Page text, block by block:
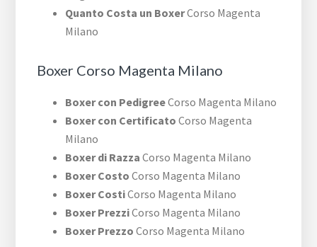
Quanto Costa un BoxerCorso Magenta
Milano
Boxer Corso Magenta Milano
Boxer con PedigreeCorso Magenta Milano
Boxer con Certificato Corso Magenta
Milano
Boxer di Razza Corso Magenta Milano
Boxer Costo Corso Magenta Milano
Boxer CostiCorso Magenta Milano
Boxer PrezziCorso Magenta Milano
Boxer Prezzo Corso Magenta Milano